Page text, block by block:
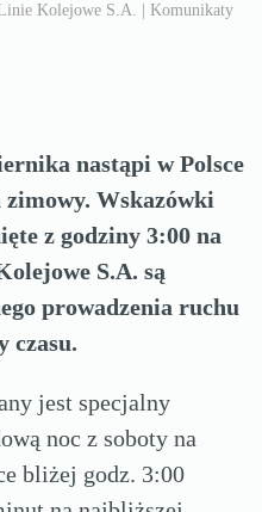
Kolejowe S.A. | Komunikaty
nastąpi w Polsce
zimowy. Wskazówki
z godziny 3:00 na
S.A. są
prowadzenia ruchu
czasu.
jest specjalny
noc z soboty na
bliżej godz. 3:00